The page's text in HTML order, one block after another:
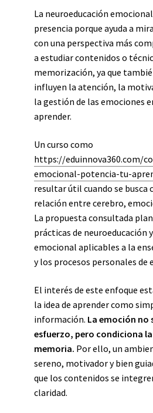
La neuroeducación
presencia porque ayuda a
con una perspectiva más
a estudiar contenidos o
memorización, ya que
influyen la atención, la
la gestión de las emociones
aprender.
Un curso como
https://eduinnova360.com/
emocional-potencia-tu-
resultar útil cuando se busca
relación entre cerebro,
La propuesta consultada
prácticas de neuroeducación
emocional aplicables a la
y los procesos personales de
El interés de este enfoque
la idea de aprender como
información. La emoción no
esfuerzo, pero condiciona
memoria. Por ello, un
sereno, motivador y bien
que los contenidos se
claridad.